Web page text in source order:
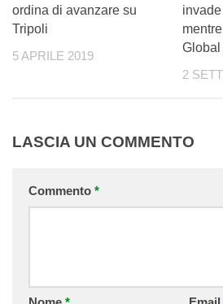
ordina di avanzare su
Tripoli
5 APRILE 2019
2
LASCIA UN COMMENTO
Commento *